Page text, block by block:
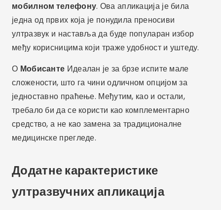
мобилном телефону. Ова апликација је била
једна од првих која је понудила преносиви
ултразвук и наставља да буде популаран избор
међу корисницима који траже удобност и уштеду.
О Мобисанте Идеалан је за брзе испите мале
сложености, што га чини одличном опцијом за
једноставно праћење. Међутим, као и остали,
требало би да се користи као комплементарно
средство, а не као замена за традиционалне
медицинске прегледе.
Додатне карактеристике
ултразвучних апликација